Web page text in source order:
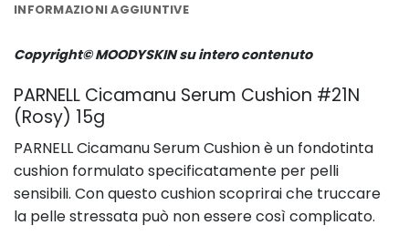
INFORMAZIONI AGGIUNTIVE
Copyright© MOODYSKIN su intero contenuto
PARNELL Cicamanu Serum Cushion #21N
(Rosy) 15g
PARNELL Cicamanu Serum Cushion è un fondotinta
cushion formulato specificatamente per pelli
sensibili. Con questo cushion scoprirai che truccare
la pelle stressata può non essere così complicato.